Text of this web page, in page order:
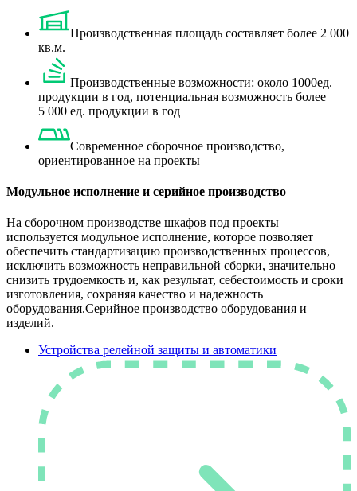
Производственная площадь составляет более 2 000
кв.м.
Производственные возможности: около 1000ед.
продукции в год, потенциальная возможность более
5 000 ед. продукции в год
Современное сборочное производство,
ориентированное на проекты
Модульное исполнение и серийное производство
На сборочном производстве шкафов под проекты
используется модульное исполнение, которое позволяет
обеспечить стандартизацию производственных процессов,
исключить возможность неправильной сборки, значительно
снизить трудоемкость и, как результат, себестоимость и сроки
изготовления, сохраняя качество и надежность
оборудования.Серийное производство оборудования и
изделий.
Устройства релейной защиты и автоматики